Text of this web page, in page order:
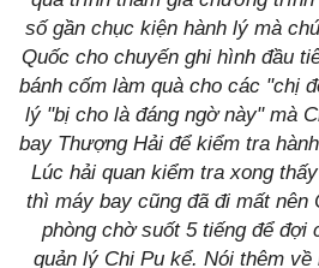
số gần chục kiện hành lý mà
Quốc cho chuyến ghi hình đầu
bánh cốm làm quà cho các "chị
lý "bị cho là đáng ngờ này" mà
bay Thượng Hải để kiểm tra
Lúc hải quan kiểm tra xong
thì máy bay cũng đã đi mất nên
phòng chờ suốt 5 tiếng để đợi
quản lý Chi Pu kể. Nói thêm